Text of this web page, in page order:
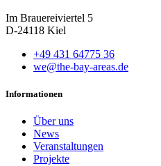
Im Brauereiviertel 5
D-24118 Kiel
+49 431 64775 36
we@the-bay-areas.de
Informationen
Über uns
News
Veranstaltungen
Projekte